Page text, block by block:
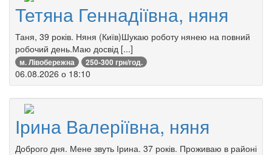
Тетяна Геннадіївна, няня
Таня, 39 років. Няня (Київ)Шукаю роботу нянею на повний
робочий день.Маю досвід [...]
м. Лівобережна 250-300 грн/год.
06.08.2026 о 18:10
Ірина Валеріївна, няня
Доброго дня. Мене звуть Ірина. 37 років. Проживаю в районі